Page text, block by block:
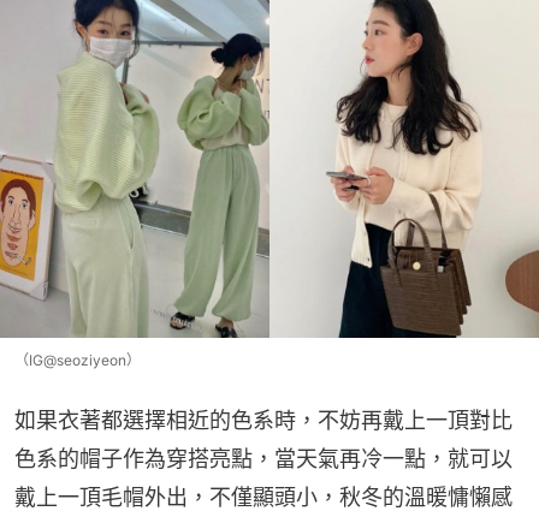
（IG@seoziyeon）
如果衣著都選擇相近的色系時，不妨再戴上一頂對比
色系的帽子作為穿搭亮點，當天氣再冷一點，就可以
戴上一頂毛帽外出，不僅顯頭小，秋冬的溫暖慵懶感